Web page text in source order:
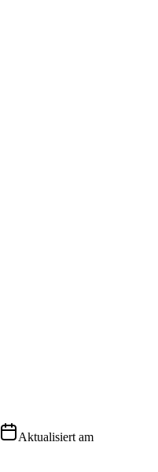
Aktualisiert am